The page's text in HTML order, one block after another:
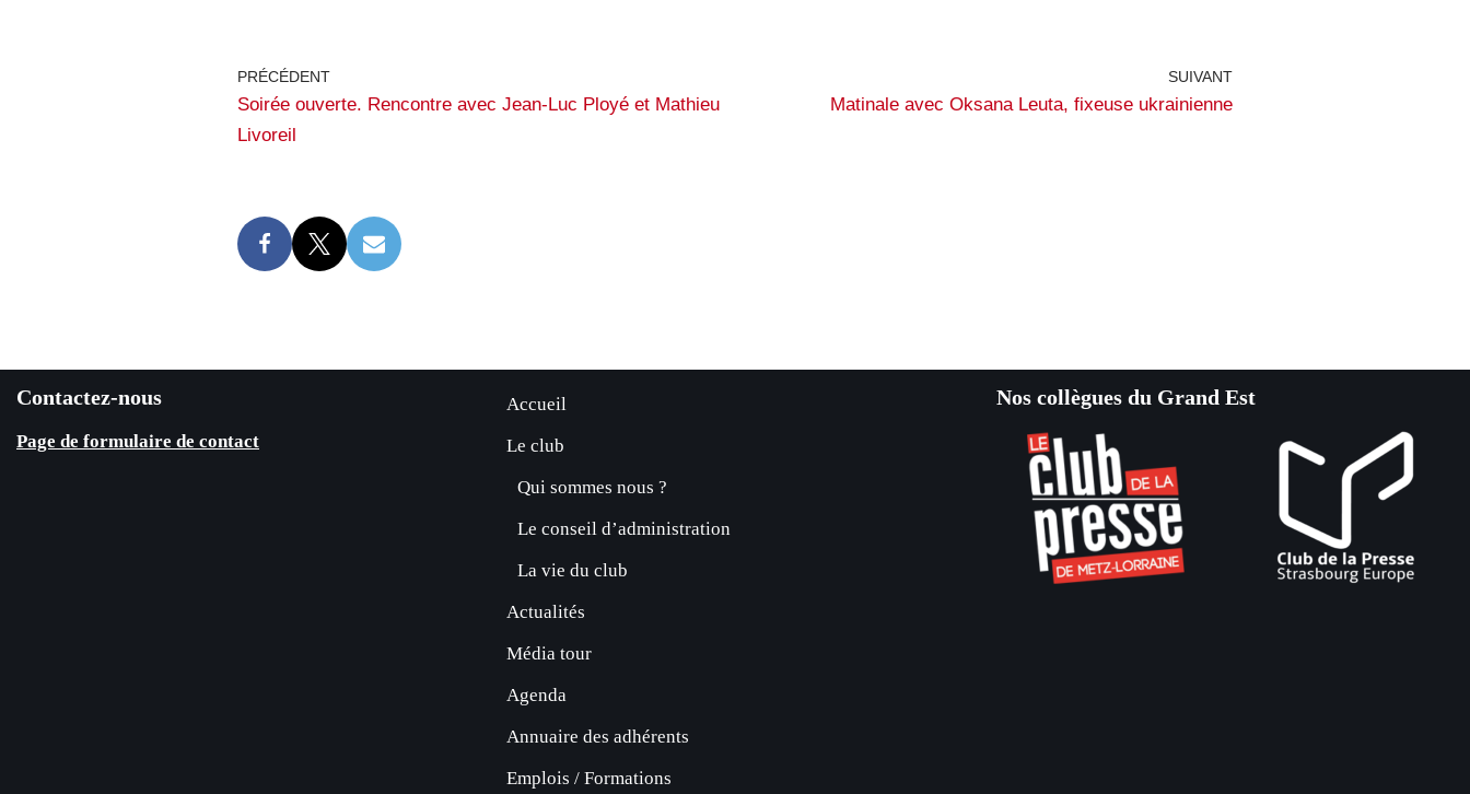
PRÉCÉDENT
Soirée ouverte. Rencontre avec Jean-Luc Ployé et Mathieu
Livoreil
SUIVANT
Matinale avec Oksana Leuta, fixeuse ukrainienne
Contactez-nous
Page de formulaire de contact
Accueil
Le club
Qui sommes nous ?
Le conseil d’administration
La vie du club
Actualités
Média tour
Agenda
Annuaire des adhérents
Emplois / Formations
Nos collègues du Grand Est